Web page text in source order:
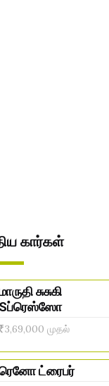
கார்கள்
சுசுகி
Sப்ரெஸ்ஸோ
3,69,000 முதல்
ட்ரைபர்